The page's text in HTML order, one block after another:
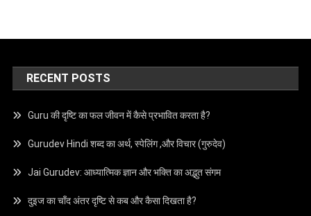
RECENT POSTS
Guru की दृष्टि का फल जीवन में कैसे प्रभावित करता है?
Gurudev Hindi शब्द का अर्थ, स्पेलिंग ,और विचार (गुरुदेव)
Jai Gurudev: आध्यात्मिक ज्ञान और भक्ति का अद्भुत संगम
दुइज का चाँद अंतर दृष्टि से कब और कैसा दिखता है?